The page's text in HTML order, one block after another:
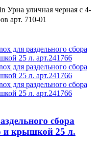
Урна уличная черная c 4-
арт. 710-01
сбора
и крышкой 25 л.